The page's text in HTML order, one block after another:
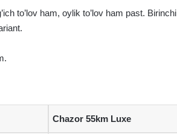
to’lov ham, oylik to’lov ham past. Birinchi
Chazor 55km Luxe